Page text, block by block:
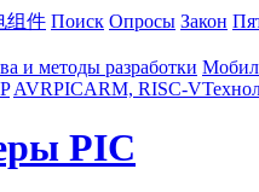
组件 Поиск Опросы Закон
и методы разработки
AVRPICARM, RISC-V
PIC